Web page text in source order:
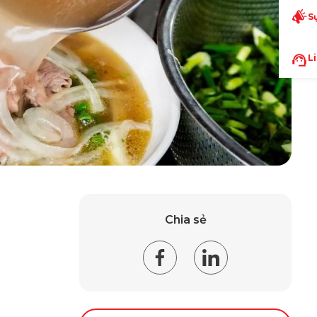
Chia sẻ